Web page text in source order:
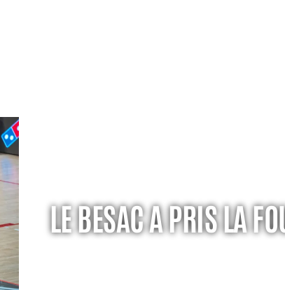
LE BESAC A PRIS LA